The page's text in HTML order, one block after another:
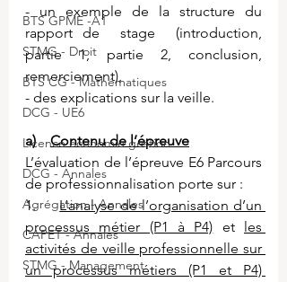
BTS GPME -A1
STMG - Droit
BTS CG - Mathématiques
DCG - UE6
Licence économie gestion
DCG - Annales
Agrégation - Annales
CAPET - Annales
STMG - Management
- un exemple de la structure du
rapport de  stage  (introduction,
partie 1, partie 2, conclusion,
remerciement),
- des explications sur la veille.
a) Contenu de l’épreuve
L’évaluation de l’épreuve E6 Parcours
de professionnalisation porte sur :
1. L’analyse de l’organisation d’un
processus métier (P1 à P4) et
les
activités de veille professionnelle sur